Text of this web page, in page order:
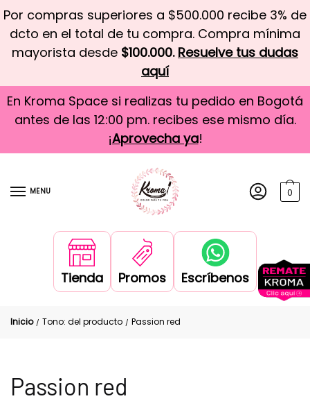
Por compras superiores a $500.000 recibe 3% de
dcto en el total de tu compra. Compra mínima
mayorista desde $100.000. Resuelve tus dudas
aquí
En Kroma Space si realizas tu pedido en Bogotá
antes de las 12:00 pm. recibes ese mismo día.
¡Aprovecha ya!
MENU 0
Tienda Promos Escríbenos
Inicio / Tono: del producto / Passion red
Passion red